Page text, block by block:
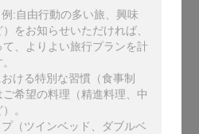
:自由行動の多い旅、興味
をお知らせいただければ、
、よりよい旅行プランを計
ける特別な習慣（食事制
希望の料理（精進料理、中
。
（ツインベッド、ダブルベ